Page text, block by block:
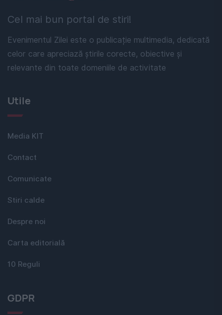
Cel mai bun portal de stiri!
Evenimentul Zilei este o publicație multimedia, dedicată
celor care apreciază știrile corecte, obiective și
relevante din toate domeniile de activitate
Utile
Media KIT
Contact
Comunicate
Stiri calde
Despre noi
Carta editorială
10 Reguli
GDPR